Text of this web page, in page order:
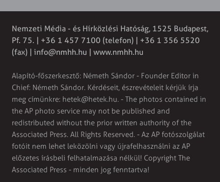
Nemzeti Média - és Hírközlési Hatóság, 1525 Budapest,
Pf. 75. | +36 1 457 7100 (telefon) | +36 1 356 5520
(fax) | info@nmhh.hu | www.nmhh.hu
Alapító-főszerkesztő: Németh Sándor - Founder Editor in
Chief: Németh Sándor. Kérdéseit, észrevételeit kérjük írja
meg címünkre: hetek@hetek.hu. - The photos contained in
the AP photo service may not be published and
redistributed without the prior written authority of the
Associated Press. All Rights Reserved. - Az AP fotószolgálat
fotóit nem lehet leközölni vagy újrafelhasználni az AP
előzetes írásbeli felhatalmazása nélkül! Copyright The
Associated Press - minden jog fenntartva!